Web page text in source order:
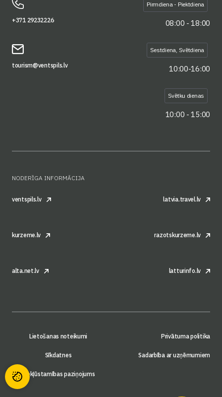
+371 29232226
tourism@ventspils.lv
Pirmdiena - Piektdiena
08:00 - 18:00
Sestdiena, Svētdiena
10:00-16:00
Svētku dienas
10:00 - 15:00
NODERĪGA INFORMĀCIJA
ventspils.lv latvia.travel.lv
kurzeme.lv razotskurzeme.lv
alta.net.lv latturinfo.lv
Lietošanas noteikumi Privātuma politika
Sīkdatnes Sadarbība ar uzņēmumiem
Piekļūstamības paziņojums